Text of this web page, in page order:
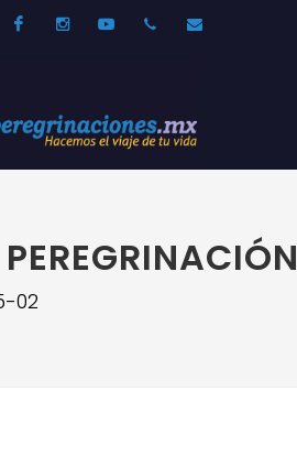
FacebookInstagramYoutube52 33 31210744
02